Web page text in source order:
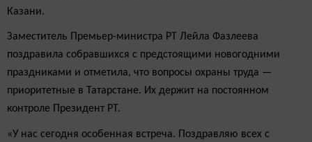
Казани.
Заместитель Премьер-министра РТ Лейла Фазлеева
поздравила собравшихся с предстоящими новогодними
праздниками и отметила, что вопросы охраны труда —
приоритетные в Татарстане. Их держит на постоянном
контроле Президент РТ.
«У нас сегодня особенная встреча. Поздравляю всех с